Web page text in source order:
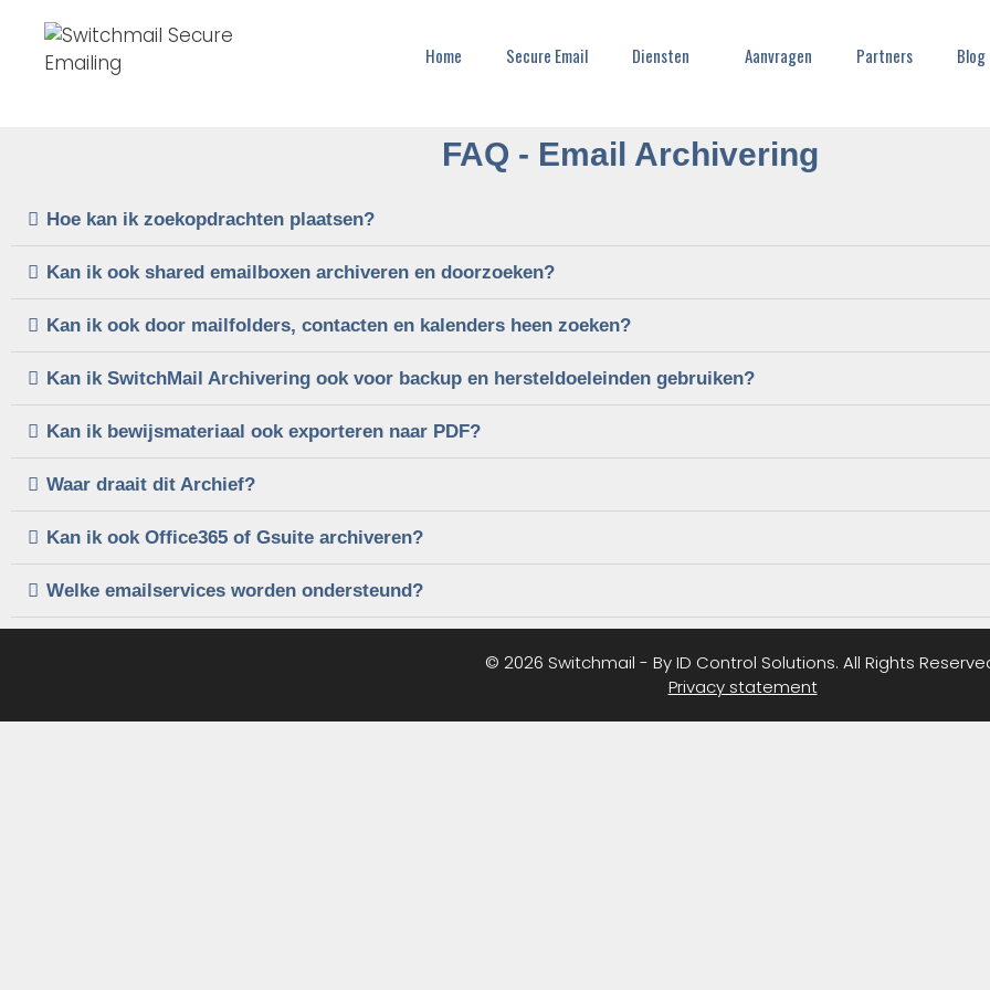
Home Secure Email Diensten Aanvragen Partners Blog
FAQ - Email Archivering
Hoe kan ik zoekopdrachten plaatsen?
Kan ik ook shared emailboxen archiveren en doorzoeken?
Kan ik ook door mailfolders, contacten en kalenders heen zoeken?
Kan ik SwitchMail Archivering ook voor backup en hersteldoeleinden gebruiken?
Kan ik bewijsmateriaal ook exporteren naar PDF?
Waar draait dit Archief?
Kan ik ook Office365 of Gsuite archiveren?
Welke emailservices worden ondersteund?
© 2026 Switchmail - By ID Control Solutions. All Rights
Privacy statement